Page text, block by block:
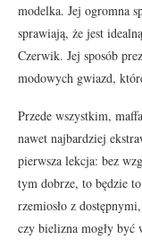
modelka. Jej ogromna
sprawiają, że jest
Czerwik. Jej sposób
modowych gwiazd,
Przede wszystkim,
nawet najbardziej
pierwsza lekcja: bez
tym dobrze, to będzie
rzemiosło z
czy bielizna mogły być